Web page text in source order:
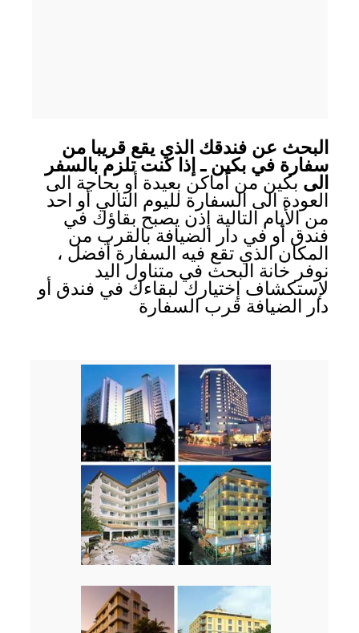
البحث عن فندقك الذي يقع قريبا من
سفارة في بكين ـ إذا كنت تلزم بالسفر
الى بكين من أماكن بعيدة أو بحاجة الى
العودة الى السفارة لليوم التالي أو احد
من الأيام التالية إذن يصبح بقاؤك في
فندق أو في دار الضيافة بالقرب من
المكان الذي تقع فيه السفارة أفضل ،
نوفر خانة البحث في متناول اليد
لإستكشاف إختيارك لبقاءك في فندق أو
دار الضيافة قرب السفارة